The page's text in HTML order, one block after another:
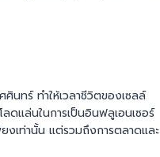
นทร์ ทำให้เวลาชีวิตของเซลล์
ดแล่นในการเป็นอินฟลูเอนเซอร์
งเท่านั้น แต่รวมถึงการตลาดและ